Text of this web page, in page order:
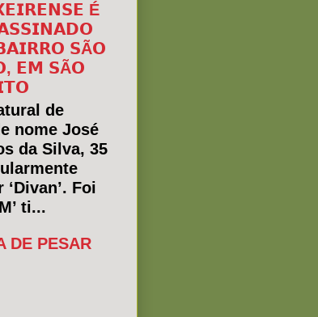
É
𝗦Ã𝗢
𝗘𝗠 𝗦Ã𝗢
de
nome José
da Silva, 35
Foi
ti...
DE PESAR